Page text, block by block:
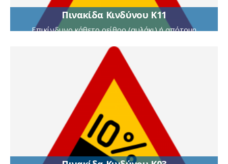
Πινακίδα Κινδύνου Κ11
Επικίνδυνο κάθετο ρείθρο (αυλάκι) ή απότομη